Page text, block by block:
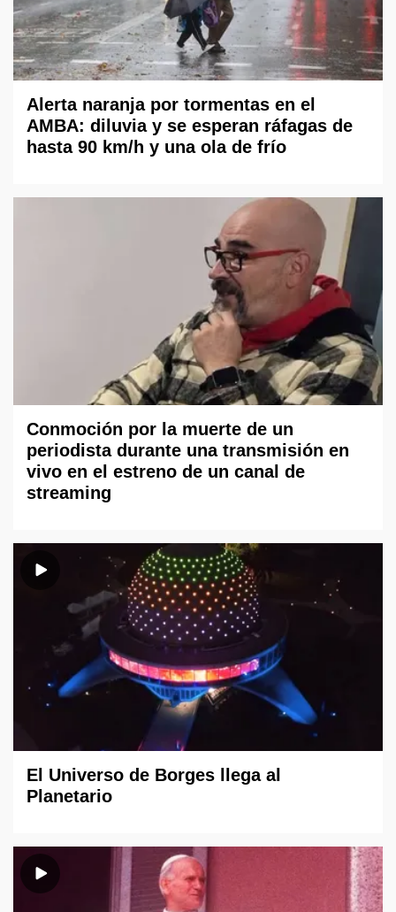
Alerta naranja por tormentas en el
AMBA: diluvia y se esperan ráfagas de
hasta 90 km/h y una ola de frío
Conmoción por la muerte de un
periodista durante una transmisión en
vivo en el estreno de un canal de
streaming
El Universo de Borges llega al
Planetario